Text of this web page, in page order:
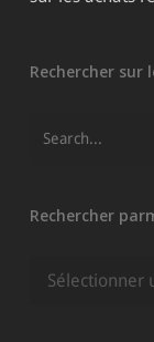
Rechercher sur
Rechercher
Rechercher